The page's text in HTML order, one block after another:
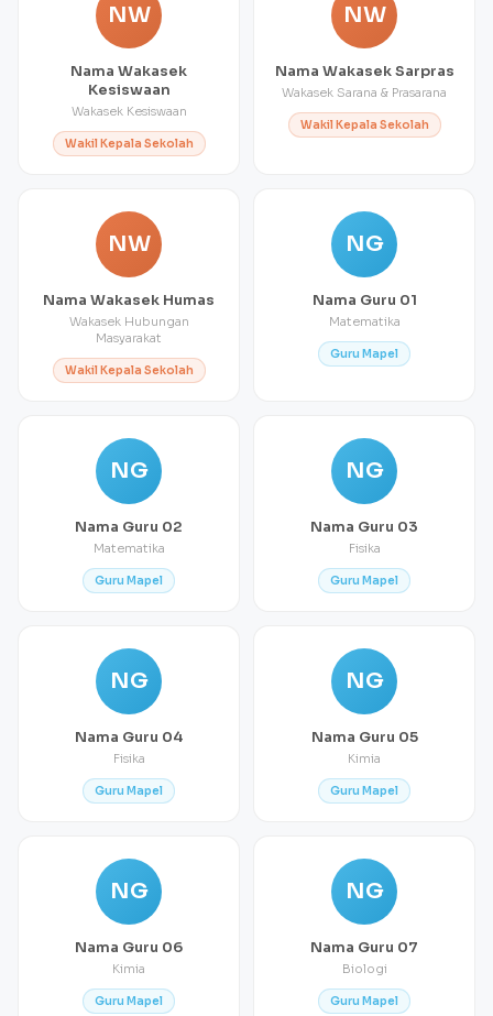
NW
Nama Wakasek
Kesiswaan
Wakasek Kesiswaan
Wakil Kepala Sekolah
NW
Nama Wakasek Sarpras
Wakasek Sarana & Prasarana
Wakil Kepala Sekolah
NW
Nama Wakasek Humas
Wakasek Hubungan
Masyarakat
Wakil Kepala Sekolah
NG
Nama Guru 01
Matematika
Guru Mapel
NG
Nama Guru 02
Matematika
Guru Mapel
NG
Nama Guru 03
Fisika
Guru Mapel
NG
Nama Guru 04
Fisika
Guru Mapel
NG
Nama Guru 05
Kimia
Guru Mapel
NG
Nama Guru 06
Kimia
Guru Mapel
NG
Nama Guru 07
Biologi
Guru Mapel